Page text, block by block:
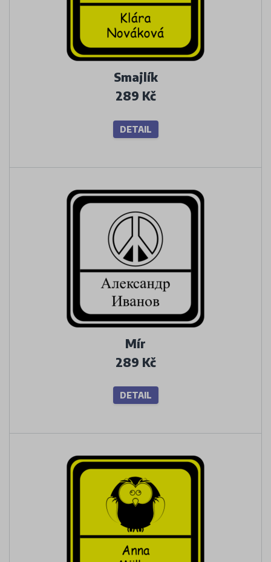
Smajlík
289 Kč
DETAIL
Mír
289 Kč
DETAIL